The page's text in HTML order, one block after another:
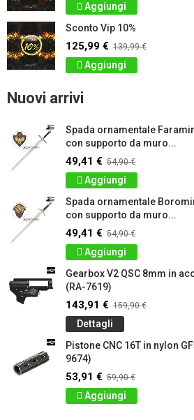
Aggiungi
Sconto Vip 10%
125,99 € 139,99 €
Aggiungi
Nuovi arrivi
Spada ornamentale
con supporto da muro...
49,41 € 54,90 €
Aggiungi
Spada ornamentale
con supporto da muro...
49,41 € 54,90 €
Aggiungi
Gearbox V2 QSC 8mm in
(RA-7619)
143,91 € 159,90 €
Dettagli
Pistone CNC 16T in nylon
9674)
53,91 € 59,90 €
Aggiungi